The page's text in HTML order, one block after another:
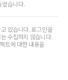
습니다.
있습니다. 로그인을
수집하지 않습니다.
트에 대한 내용을